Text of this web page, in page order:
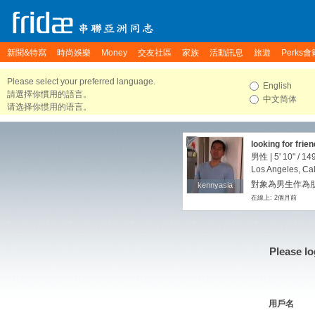
新聞&特寫 時尚娛樂 Money 交友社區 家族 活動訊息 旅遊 Perks會
Please select your preferred language.
請選擇你慣用的語言。
请选择你惯用的语言。
English
中文简体
kennyasia
kennyasia
looking for
男性 | 5' 10" /
Los Angeles,
對象為男生作為
在線上: 2個月前
Please
用戶名